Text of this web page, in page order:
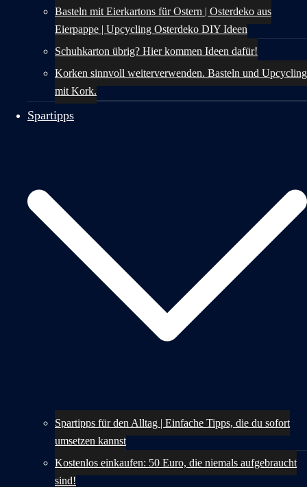
Basteln mit Eierkartons für Ostern | Osterdeko aus
Eierpappe | Upcycling Osterdeko DIY Ideen
Schuhkarton übrig? Hier kommen Ideen dafür!
Korken sinnvoll weiterverwenden. Basteln und Upcycling
mit Kork.
Spartipps
Spartipps für den Alltag | Einfache Tipps, die du sofort
umsetzen kannst
Kostenlos einkaufen: 50 Euro, die niemals aufgebraucht
sind!